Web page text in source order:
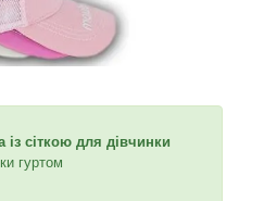
із сіткою для дівчинки
гуртом